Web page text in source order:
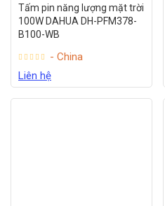
Tấm pin năng lượng mặt trời
100W DAHUA DH-PFM378-
B100-WB
- China
Liên hệ